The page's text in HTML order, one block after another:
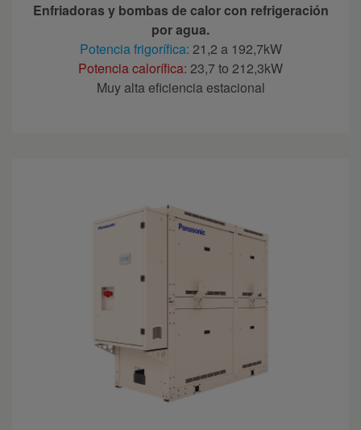
Enfriadoras y bombas de calor con refrigeración
por agua.
Potencia frigorífica: 21,2 a 192,7kW
Potencia calorífica: 23,7 to 212,3kW
Muy alta eficiencia estacional